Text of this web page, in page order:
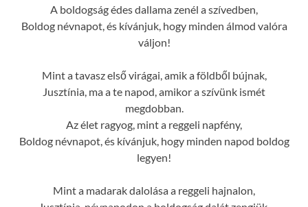
A boldogság édes dallama zenél a szívedben,
Boldog névnapot, és kívánjuk, hogy minden álmod valóra
váljon!
Mint a tavasz első virágai, amik a földből bújnak,
Jusztínia, ma a te napod, amikor a szívünk ismét
megdobban.
Az élet ragyog, mint a reggeli napfény,
Boldog névnapot, és kívánjuk, hogy minden napod boldog
legyen!
Mint a madarak dalolása a reggeli hajnalon,